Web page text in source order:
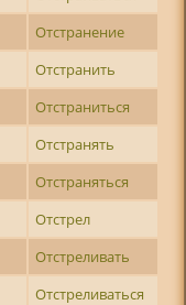
Отстранение
Отстранить
Отстраниться
Отстранять
Отстраняться
Отстрел
Отстреливать
Отстреливаться